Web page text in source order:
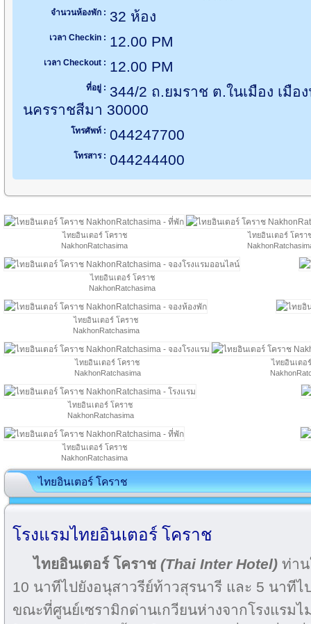
จำนวนห้องพัก : 32 ห้อง
เวลา Checkin : 12.00 PM
เวลา Checkout : 12.00 PM
ที่อยู่ : 344/2 ถ.ยมราช ต.ในเมือง เมือ
นครราชสีมา 30000
โทรศัพท์ : 044247700
โทรสาร : 044244400
ไทยอินเตอร์ โคราช
NakhonRatchasima
ไทยอินเตอร์ โครา
ไทยอินเตอร์ โคราช
NakhonRatchasima
ไทยอินเตอร์ โคราช
NakhonRatchasima
ไทยอินเตอร์ โคราช
NakhonRatchasima
ไทยอินเตอ
ไทยอินเตอร์ โคราช
NakhonRatchasima
ไทยอินเตอร์ โคราช
NakhonRatchasima
ไทยอินเตอร์ โคราช
โรงแรมไทยอินเตอร์ โคราช
ไทยอินเตอร์ โคราช (Thai Inter Hotel) ท่าน
10 นาทีไปยังอนุสาวรีย์ท้าวสุรนารี และ 5 นาที
ขณะที่ศูนย์เซรามิกด่านเกวียนห่างจากโรงแรมไ